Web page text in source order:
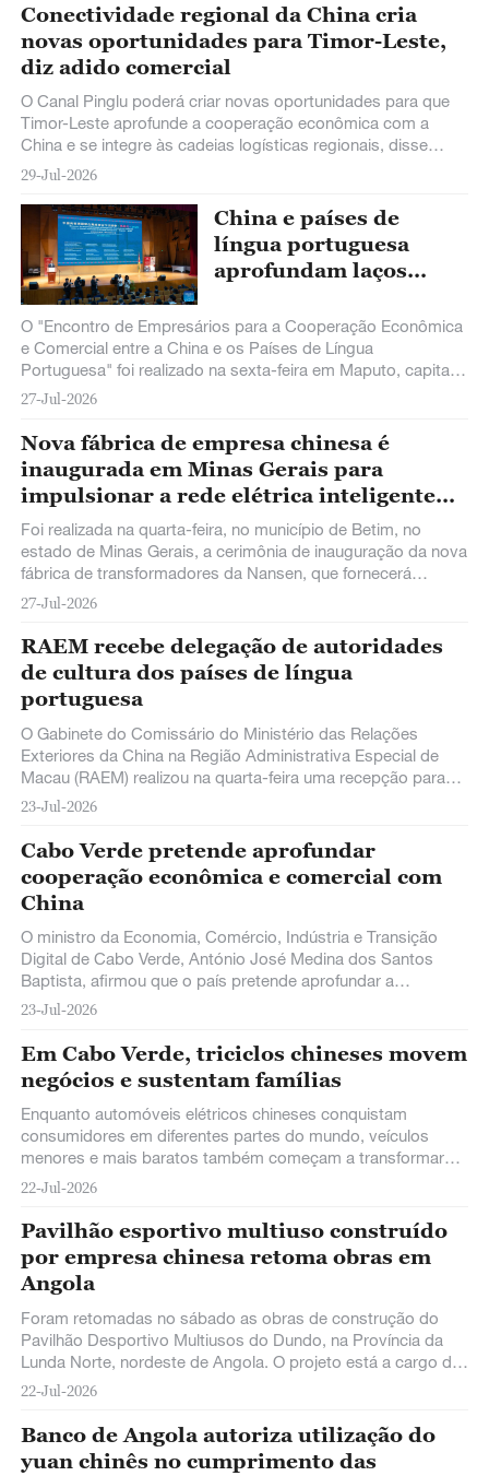
Conectividade regional da China cria
novas oportunidades para Timor-Leste,
diz adido comercial
O Canal Pinglu poderá criar novas oportunidades para que
Timor-Leste aprofunde a cooperação econômica com a
China e se integre às cadeias logísticas regionais, disse
Aires E. Aparício Guterres, adido comercial da Embaixada de
Autônoma da Etnia Zhuang de Guangxi, no sul da China.
29-Jul-2026
China e países de
língua portuguesa
aprofundam laços
encontro de
empresários em
Maputo
O "Encontro de Empresários para a Cooperação Econômica
e Comercial entre a China e os Países de Língua
Portuguesa" foi realizado na sexta-feira em Maputo, capital
de Moçambique, reunindo mais de 350 representantes
China, Macau, Moçambique e outros países de língua
portuguesa, com o objetivo de promover a cooperação
econômica e comercial.
27-Jul-2026
Nova fábrica de empresa chinesa é
inaugurada em Minas Gerais para
impulsionar a rede elétrica inteligente
local
Foi realizada na quarta-feira, no município de Betim, no
estado de Minas Gerais, a cerimônia de inauguração da nova
fábrica de transformadores da Nansen, que fornecerá
soluções integradas para o ecossistema local de energia
27-Jul-2026
RAEM recebe delegação de autoridades
de cultura dos países de língua
portuguesa
O Gabinete do Comissário do Ministério das Relações
Exteriores da China na Região Administrativa Especial de
Macau (RAEM) realizou na quarta-feira uma recepção para
uma delegação de autoridades de cultura de países de
23-Jul-2026
Cabo Verde pretende aprofundar
cooperação econômica e comercial com
China
O ministro da Economia, Comércio, Indústria e Transição
Digital de Cabo Verde, António José Medina dos Santos
Baptista, afirmou que o país pretende aprofundar a
cooperação econômica e comercial com a China, atrair mais
desenvolvimento chinesa para promover a diversificação da
economia cabo-verdiana.
23-Jul-2026
Em Cabo Verde, triciclos chineses movem
negócios e sustentam famílias
Enquanto automóveis elétricos chineses conquistam
consumidores em diferentes partes do mundo, veículos
menores e mais baratos também começam a transformar
rotinas. Em Cabo Verde, triciclos elétricos já ajudam
própria e sustentar suas famílias.
22-Jul-2026
Pavilhão esportivo multiuso construído
por empresa chinesa retoma obras em
Angola
Foram retomadas no sábado as obras de construção do
Pavilhão Desportivo Multiusos do Dundo, na Província da
Lunda Norte, nordeste de Angola. O projeto está a cargo da
China Railway 20th Bureau Group Corporation (CR20).
22-Jul-2026
Banco de Angola autoriza utilização do
yuan chinês no cumprimento das